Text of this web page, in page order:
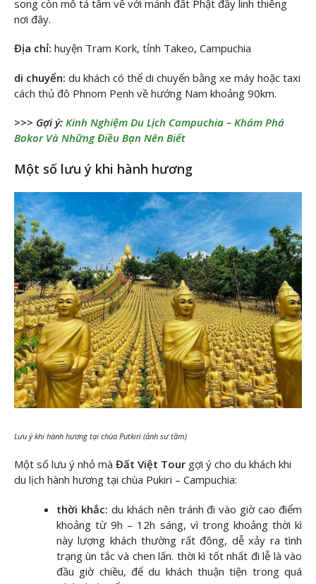
song còn mô tả tâm về với mảnh đất Phật đầy linh thiêng
nơi đây.
Địa chỉ: huyện Tram Kork, tỉnh Takeo, Campuchia
di chuyển: du khách có thể di chuyển bằng xe máy hoặc taxi
cách thủ đô Phnom Penh về hướng Nam khoảng 90km.
>>> Gợi ý: Kinh Nghiệm Du Lịch Campuchia – Khám Phá
Bokor Và Những Điều Bạn Nên Biết
Một số lưu ý khi hành hương
Lưu ý khi hành hương tại chùa Putkiri (ảnh sư tầm)
Một số lưu ý nhỏ mà Đất Việt Tour gợi ý cho du khách khi
du lịch hành hương tại chùa Pukiri – Campuchia:
thời khắc: du khách nên tránh đi vào giờ cao điểm
khoảng từ 9h – 12h sáng, vì trong khoảng thời kì
này lượng khách thường rất đông, dễ xảy ra tình
trạng ùn tắc và chen lấn. thời kì tốt nhất đi lễ là vào
đầu giờ chiều, để du khách thuận tiện trong quá